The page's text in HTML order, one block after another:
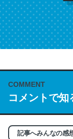
COMMENT
コメントで知
記事へみんなの感
これは名文。
─今のこの状況が